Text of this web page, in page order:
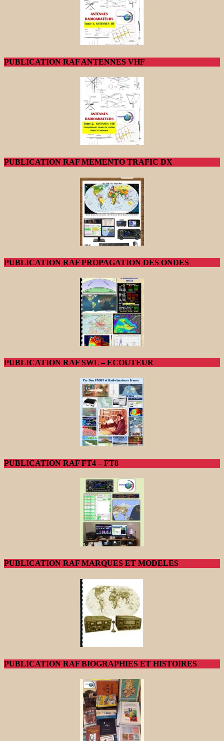
PUBLICATION RAF ANTENNES VHF
PUBLICATION RAF MEMENTO TRAFIC DX
PUBLICATION RAF PROPAGATION DES ONDES
PUBLICATION RAF SWL – ECOUTEUR
PUBLICATION RAF FT4 – FT8
PUBLICATION RAF MARQUES ET MODELES
PUBLICATION RAF BIOGRAPHIES ET HISTOIRES